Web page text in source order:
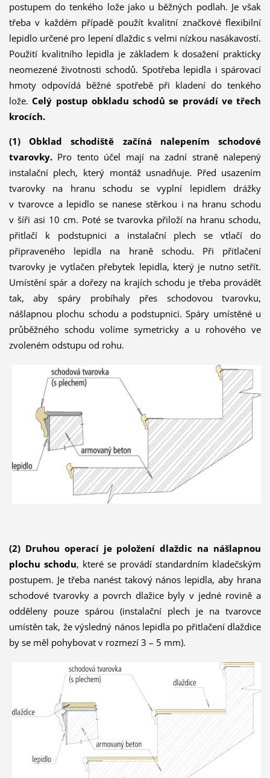
postupem do tenkého lože jako u běžných podlah. Je však
třeba v každém případě použít kvalitní značkové flexibilní
lepidlo určené pro lepení dlaždic s velmi nízkou nasákavostí.
Použití kvalitního lepidla je základem k dosažení prakticky
neomezené životnosti schodů. Spotřeba lepidla i spárovací
hmoty odpovídá běžné spotřebě při kladení do tenkého
lože.Celý postup obkladu schodů se provádí ve třech
krocích.
(1) Obklad schodiště začíná nalepením schodové
tvarovky.Pro tento účel mají na zadní straně nalepený
instalační plech, který montáž usnadňuje. Před usazením
tvarovky na hranu schodu se vyplní lepidlem drážky
v tvarovce a lepidlo se nanese stěrkou i na hranu schodu
v šíři asi 10 cm. Poté se tvarovka přiloží na hranu schodu,
přitlačí k podstupnici a instalační plech se vtlačí do
připraveného lepidla na hraně schodu. Při přitlačení
tvarovky je vytlačen přebytek lepidla, který je nutno setřít.
Umístění spár a dořezy na krajích schodu je třeba provádět
tak, aby spáry probíhaly přes schodovou tvarovku,
nášlapnou plochu schodu a podstupnici. Spáry umístěné u
průběžného schodu volíme symetricky a u rohového ve
zvoleném odstupu od rohu.
(2) Druhou operací je položení dlaždic na nášlapnou
plochu schodu, které se provádí standardním kladečským
postupem. Je třeba nanést takový nános lepidla, aby hrana
schodové tvarovky a povrch dlažice byly v jedné rovině a
odděleny pouze spárou (instalační plech je na tvarovce
umístěn tak, že výsledný nános lepidla po přitlačení dlaždice
by se měl pohybovat v rozmezí 3 – 5 mm).